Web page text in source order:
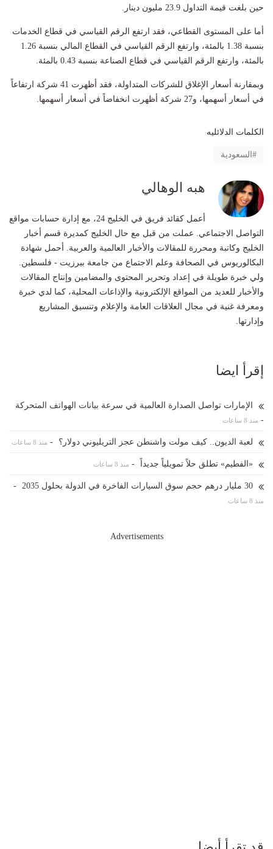
حين بلغت قيمة التداول 23.9 مليون دينار.
أما على المستوى القطاعي، فقد ارتفع الرقم القياسي في قطاع الخدمات
بنسبة 1.38 بالمئة، وارتفع الرقم القياسي في القطاع المالي بنسبة 1.26
بالمئة، وارتفع الرقم القياسي في قطاع الصناعة بنسبة 0.43 بالمئة.
وبمقارنة أسعار الإغلاق للشركات المتداولة، فقد أظهرت 41 شركة ارتفاعاً
في أسعار أسهمها، و27 شركة أظهرت انخفاضاً في أسعار أسهمها.
الكلمات الدلائليه
السعودية
هبه الوهالي
أعمل كقائد فريق في الخليج 24، مع إدارة حسابات مواقع
التواصل الاجتماعي. عملت من قبل مع حال الخليج كمديرة قسم أخبار
الخليج وكاتبة ومحررة للمقالات والأخبار العالمية والعربية. أحمل شهادة
البكالوريوس في الصحافة وعلم الاجتماع من جامعة بيرزيت - فلسطين.
ولي خبرة طويلة في إعداد وتحرير المحتوى والمضامين وإنتاج المقالات
والأخبار للعديد من المواقع الإلكترونية والإذاعات المحلية، كما لدي خبرة
ومعرفة غنية في مجال العلاقات العامة والإعلام وتنسيق المشاريع
وإدارتها.
إقرأ ايضا
الإمارات تواصل الصدارة العالمية في سرعة بيانات الهواتف المتحركة
- منذ 8 ساعات
لعبة الديون.. كيف مولت واشنطن عجز التريليوني دولار؟ - منذ 8 ساعات
«الفطيم» تطلق حلاً تمويلياً جديداً - منذ 8 ساعات
-
منذ 8 ساعات
Advertisements